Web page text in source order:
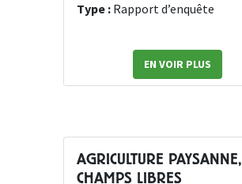
Type : Rapport d’enquête
EN VOIR PLUS
AGRICULTURE PAYSANNE,
CHAMPS LIBRES